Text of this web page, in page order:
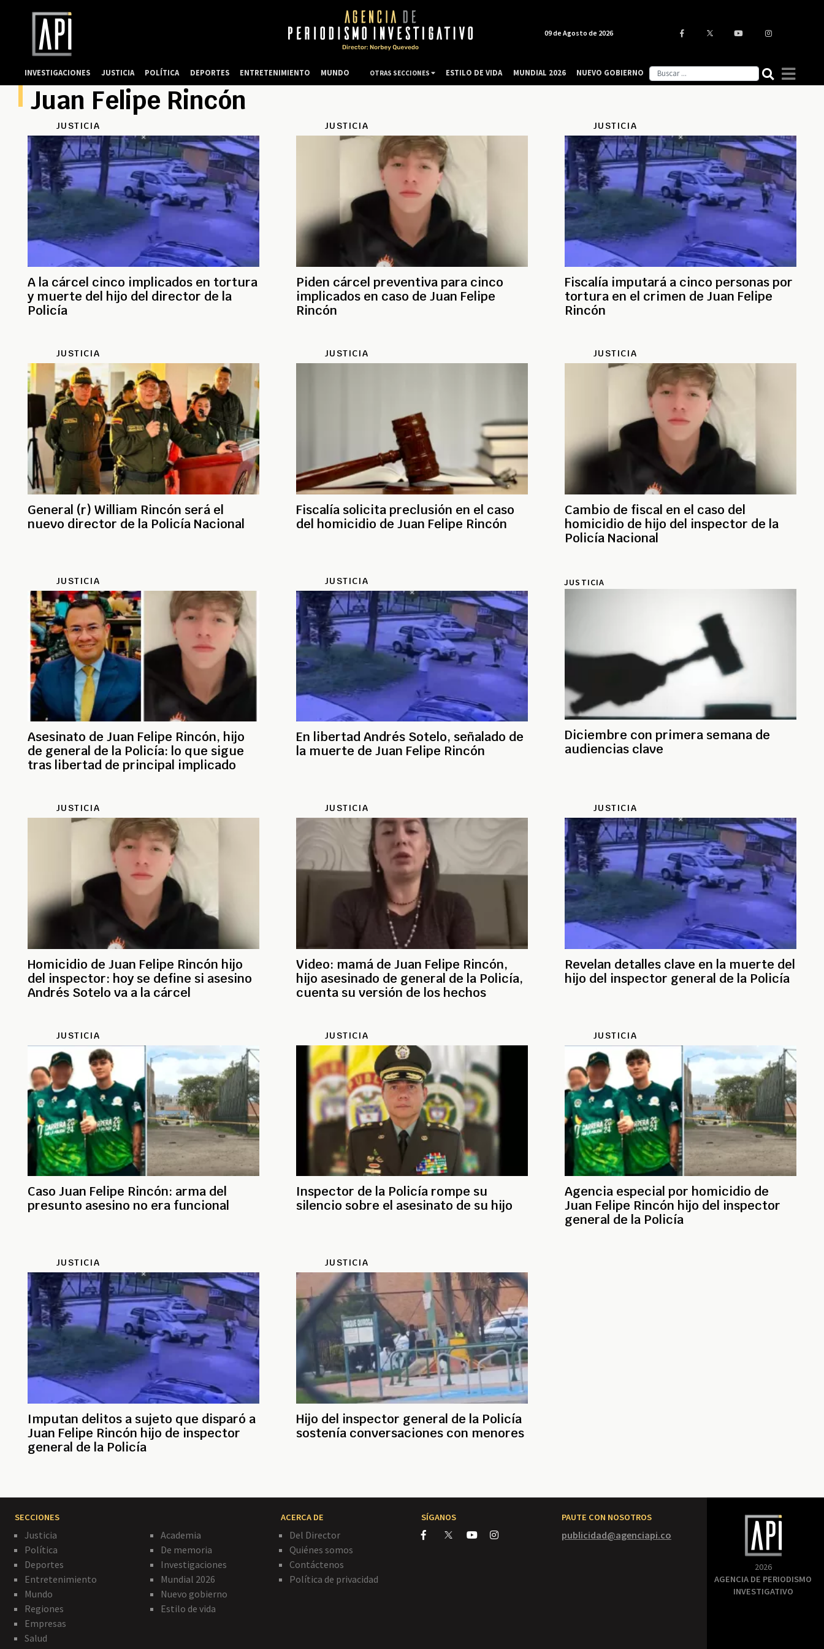
Juan Felipe Rincón
JUSTICIA
A la cárcel cinco implicados en tortura
y muerte del hijo del director de la
Policía
JUSTICIA
Piden cárcel preventiva para cinco
implicados en caso de Juan Felipe
Rincón
JUSTICIA
Fiscalía imputará a cinco personas por
tortura en el crimen de Juan Felipe
Rincón
JUSTICIA
General (r) William Rincón será el
nuevo director de la Policía Nacional
JUSTICIA
Fiscalía solicita preclusión en el caso
del homicidio de Juan Felipe Rincón
JUSTICIA
Cambio de fiscal en el caso del
homicidio de hijo del inspector de la
Policía Nacional
JUSTICIA
Asesinato de Juan Felipe Rincón, hijo
de general de la Policía: lo que sigue
tras libertad de principal implicado
JUSTICIA
En libertad Andrés Sotelo, señalado de
la muerte de Juan Felipe Rincón
JUSTICIA
Diciembre con primera semana de
audiencias clave
JUSTICIA
Homicidio de Juan Felipe Rincón hijo
del inspector: hoy se define si asesino
Andrés Sotelo va a la cárcel
JUSTICIA
Video: mamá de Juan Felipe Rincón,
hijo asesinado de general de la Policía,
cuenta su versión de los hechos
JUSTICIA
Revelan detalles clave en la muerte del
hijo del inspector general de la Policía
JUSTICIA
Caso Juan Felipe Rincón: arma del
presunto asesino no era funcional
JUSTICIA
Inspector de la Policía rompe su
silencio sobre el asesinato de su hijo
JUSTICIA
Agencia especial por homicidio de
Juan Felipe Rincón hijo del inspector
general de la Policía
JUSTICIA
Imputan delitos a sujeto que disparó a
Juan Felipe Rincón hijo de inspector
general de la Policía
JUSTICIA
Hijo del inspector general de la Policía
sostenía conversaciones con menores
SECCIONES
Justicia
Política
Deportes
Entretenimiento
Mundo
Regiones
Empresas
Salud
Academia
De memoria
Investigaciones
Mundial 2026
Nuevo gobierno
Estilo de vida
ACERCA DE
Del Director
Quiénes somos
Contáctenos
Política de privacidad
SÍGANOS PAUTE CON NOSOTROS
publicidad@agenciapi.co
2026
AGENCIA DE PERIODISMO
INVESTIGATIVO
09 de Agosto de 2026
INVESTIGACIONES JUSTICIA POLÍTICA DEPORTES ENTRETENIMIENTO MUNDO OTRAS SECCIONES ESTILO DE VIDA MUNDIAL 2026 NUEVO GOBIERNO